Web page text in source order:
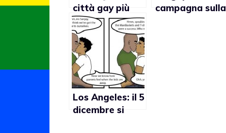
città gay più
sexy del mondo
campagna sulla
Los Angeles: il 5
dicembre si